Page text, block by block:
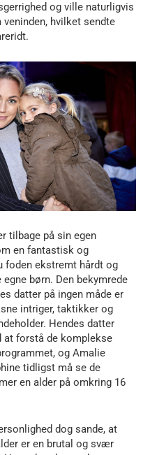
og ville naturligvis
hvilket sendte
tilbage på sin egen
en fantastisk og
foden ekstremt hårdt og
børn. Den bekymrede
datter på ingen måde er
intriger, taktikker og
Hendes datter
forstå de komplekse
og Amalie
tidligst må se de
en alder på omkring 16
dog sande, at
er en brutal og svær